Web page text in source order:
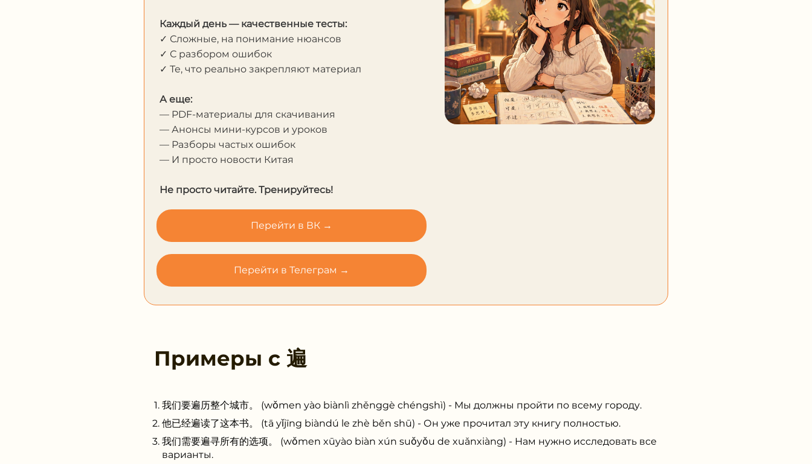
Каждый день — качественные тесты:
✓ Сложные, на понимание нюансов
✓ С разбором ошибок
✓ Те, что реально закрепляют материал
А еще:
— PDF-материалы для скачивания
— Анонсы мини-курсов и уроков
— Разборы частых ошибок
— И просто новости Китая
Не просто читайте. Тренируйтесь!
Перейти в ВК →
Перейти в Телеграм →
Примеры с 遍
我们要遍历整个城市。 (wǒmen yào biànlì zhěnggè chéngshì) - Мы должны пройти по всему городу.
他已经遍读了这本书。 (tā yǐjīng biàndú le zhè běn shū) - Он уже прочитал эту книгу полностью.
我们需要遍寻所有的选项。 (wǒmen xūyào biàn xún suǒyǒu de xuǎnxiàng) - Нам нужно исследовать все
варианты.